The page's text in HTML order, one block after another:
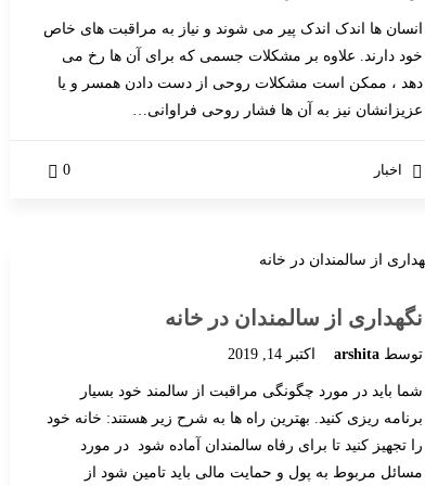
انسان ها اندک اندک پیر می شوند و نیاز به مراقبت های خاص
خود دارند. علاوه بر مشکلات جسمی که برای آن ها رخ می
دهد ، ممکن است مشکلات روحی از دست دادن همسر و یا
عزیزانشان نیز به آن ها فشار روحی فراوانی…
اخبار 0
نگهداری از سالمندان در خانه
توسط arshita اکتبر 14, 2019
شما باید در مورد چگونگی مراقبت از سالمند خود بسیار
برنامه ریزی کنید. بهترین راه ها به شرح زیر هستند: خانه خود
را تجهیز کنید تا برای رفاه سالمندان آماده شود در مورد
مسائل مربوط به پول و حمایت مالی باید تامین شود از
شماره های تماس دفاتر ما در سراسر تهران
ابتدای بلوارفردوس ، خیابان ولیعصر ، کوچه تقدیری شرقی ، پلاک
10 ، واحد 3
دفتر مرکزی : 5-44966094